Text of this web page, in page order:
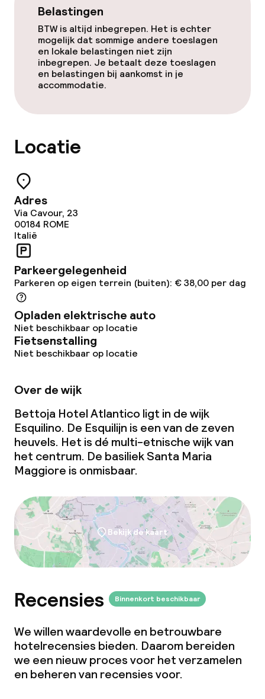
Dieetopties
Vegetarische opties
Schoonmaakvoorzieningen
Zakelijke faciliteiten
Beleid
Belastingen
BTW is altijd inbegrepen. Het is echter
mogelijk dat sommige andere toeslagen
en lokale belastingen niet zijn
inbegrepen. Je betaalt deze toeslagen
en belastingen bij aankomst in je
accommodatie.
Locatie
Adres
Via Cavour, 23
00184 ROME
Italië
Parkeergelegenheid
Parkeren op eigen terrein (buiten): € 38,00 per dag
Opladen elektrische auto
Niet beschikbaar op locatie
Fietsenstalling
Niet beschikbaar op locatie
Over de wijk
Bettoja Hotel Atlantico ligt in de wijk
Esquilino. De Esquilijn is een van de zeven
heuvels. Het is dé multi-etnische wijk van
het centrum. De basiliek Santa Maria
Maggiore is onmisbaar.
Bekijk de kaart
Recensies Binnenkort beschikbaar
We willen waardevolle en betrouwbare
hotelrecensies bieden. Daarom bereiden
we een nieuw proces voor het verzamelen
en beheren van recensies voor.